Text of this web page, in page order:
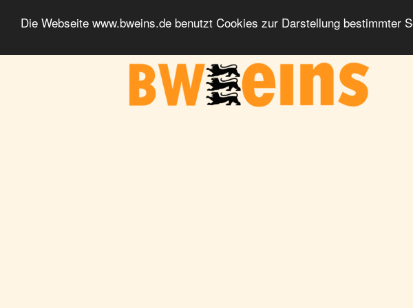
Die Webseite www.bweins.de benutzt Cookies zur Darstellung bestimmter
BWeins - Am Puls des Landes